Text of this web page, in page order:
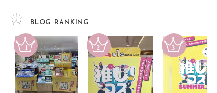
BLOG RANKING